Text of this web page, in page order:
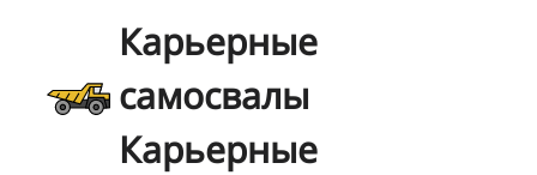
Карьерные
самосвалы
Карьерные